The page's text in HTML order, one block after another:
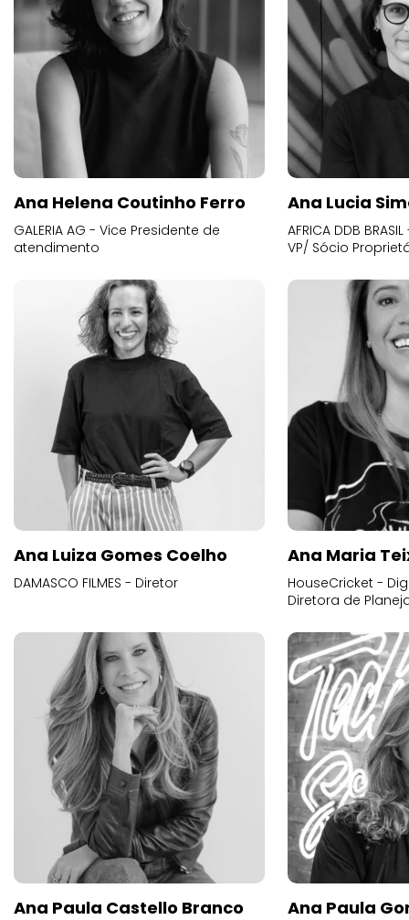
Ana Helena Coutinho Ferro
GALERIA AG - Vice Presidente de
atendimento
Ana Lucia
AFRICA DDB
VP/ Sócio
Ana Luiza Gomes Coelho
DAMASCO FILMES - Diretor
Ana Maria
HouseCricket -
Diretora de
Ana Paula Castello Branco
Ana Paula